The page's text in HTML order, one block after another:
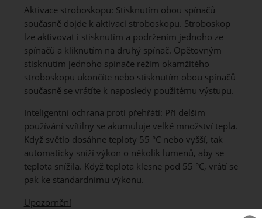
Aktivace stroboskopu: Stisknutím obou spínačů
současně dojde k aktivaci stroboskopu. Stroboskop
lze aktivovat i stisknutím a podržením jednoho ze
spínačů a kliknutím na druhý spínač. Opětovným
stisknutím jednoho spínače režim okamžitého
stroboskopu ukončíte nebo stisknutím obou spínačů
současně se vrátíte k naposledy použitému výstupu.
Inteligentní ochrana proti přehřátí: Při delším
používání svítilny se akumuluje velké množství tepla.
Když světlo dosáhne teploty 55 °C nebo vyšší, tak
automaticky sníží výkon o několik lumenů, aby se
teplota snížila. Když teplota klesne pod 55 °C, vrátí se
pak ke standardnímu výkonu.
Upozornění